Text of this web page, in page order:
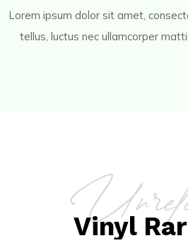
Lorem ipsum dolor sit amet,
tellus, luctus nec ullamcorper
Vinyl